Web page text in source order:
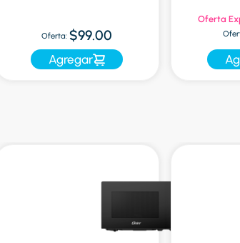
Oferta: $99.00
Agregar
Oferta